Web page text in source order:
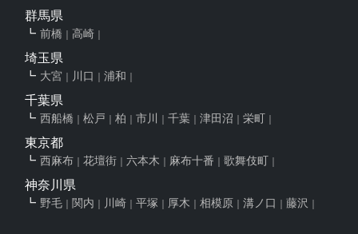
群馬県
前橋 高崎
埼玉県
大宮 川口 浦和
千葉県
西船橋 松戸 柏 市川 千葉 津田沼 栄町
東京都
西麻布 花壇街 六本木 麻布十番 歌舞伎町
神奈川県
野毛 関内 川崎 平塚 厚木 相模原 溝ノ口 藤沢